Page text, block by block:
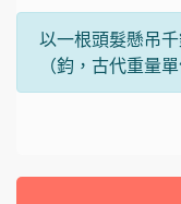
以一根頭髮懸吊
（鈞，古代重量